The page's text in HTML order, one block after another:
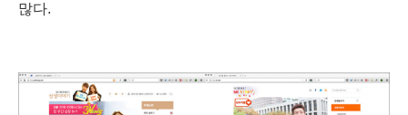
많다.